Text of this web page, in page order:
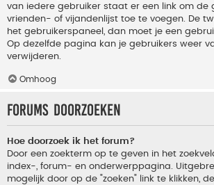
van iedere gebruiker staat er een link om de
vrienden- of vijandenlijst toe te voegen. De
het gebruikerspaneel, dan moet je een
Op dezelfde pagina kan je gebruikers weer
verwijderen.
Omhoog
Forums doorzoeken
Hoe doorzoek ik het forum?
Door een zoekterm op te geven in het
index-, forum- en onderwerppagina.
mogelijk door op de "zoeken" link te klikken,